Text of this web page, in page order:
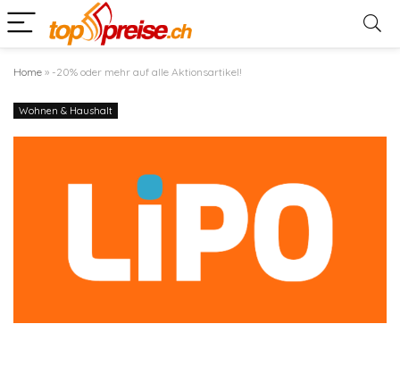
Home » -20% oder mehr auf alle Aktionsartikel!
Wohnen & Haushalt